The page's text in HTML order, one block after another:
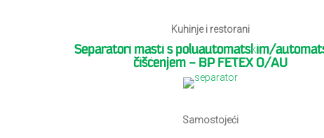
Kuhinje i restorani
Separatori masti s poluautomatskim/
čišćenjem – BP FETEX O/AU
Samostojeći